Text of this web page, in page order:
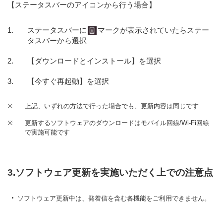
【ステータスバーのアイコンから行う場合】
ステータスバーに
マークが表示されていたらステー
タスバーから選択
【ダウンロードとインストール】を選択
【今すぐ再起動】を選択
※ 上記、いずれの方法で行った場合でも、更新内容は同じです
※
更新するソフトウェアのダウンロードはモバイル回線/Wi-Fi回線
で実施可能です
3.ソフトウェア更新を実施いただく上での注意点
ソフトウェア更新中は、発着信を含む各機能をご利用できません。